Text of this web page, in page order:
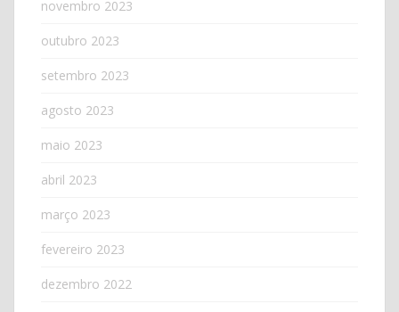
novembro 2023
outubro 2023
setembro 2023
agosto 2023
maio 2023
abril 2023
março 2023
fevereiro 2023
dezembro 2022